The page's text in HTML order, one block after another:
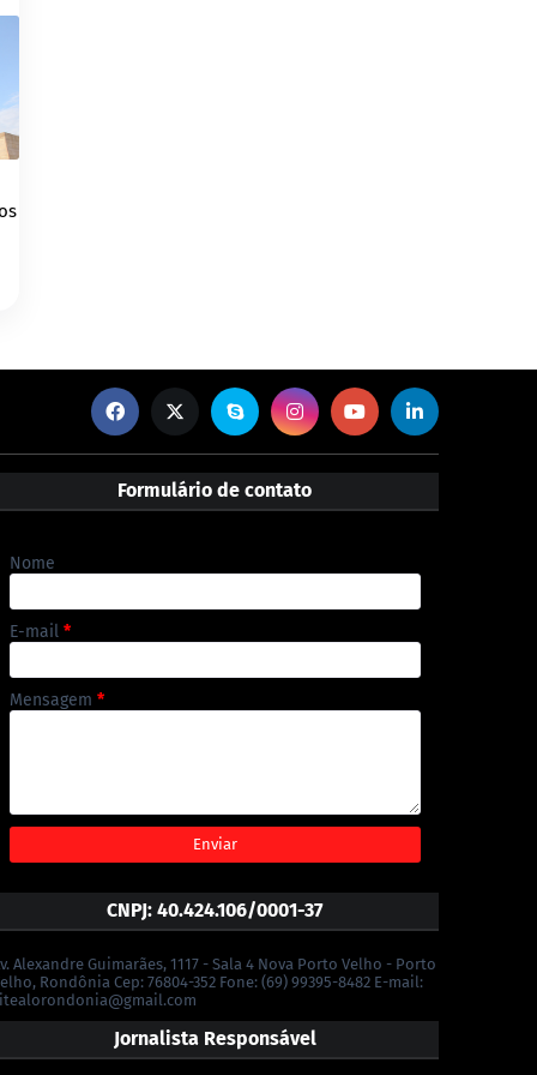
Formulário de contato
Nome
E-mail *
Mensagem *
CNPJ: 40.424.106/0001-37
Alexandre Guimarães, 1117 - Sala 4 Nova Porto Velho - Porto
Rondônia Cep: 76804-352 Fone: (69) 99395-8482 E-mail:
Jornalista Responsável